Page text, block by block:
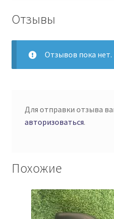
плитки
Отзывы
Отзывов пока нет.
Для отправки отзыва
авторизоваться.
Похожие